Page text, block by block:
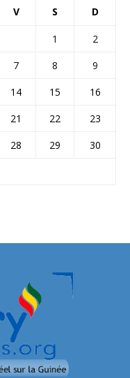
V S D
1
2
7 8
9
14 15
16
21 22
23
28 29
30